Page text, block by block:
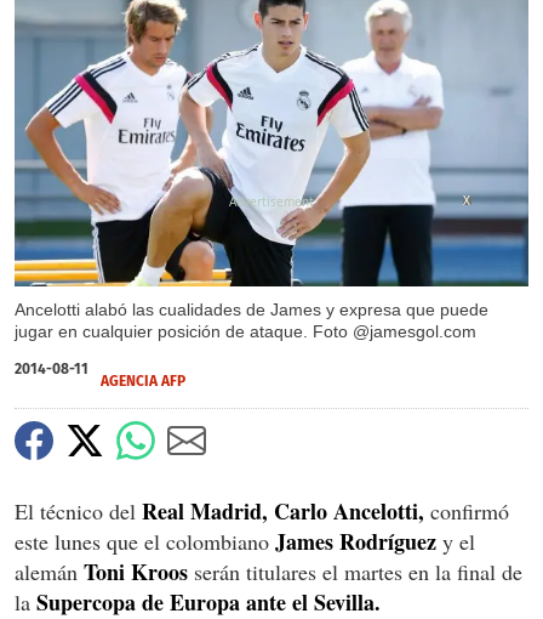
Ancelotti alabó las cualidades de James y expresa que puede
jugar en cualquier posición de ataque. Foto @jamesgol.com
X
2014-08-11
AGENCIA AFP
El técnico del Real Madrid, Carlo Ancelotti, confirmó
este lunes que el colombiano James Rodríguez y el
alemán Toni Kroos serán titulares el martes en la final de
la Supercopa de Europa ante el Sevilla.